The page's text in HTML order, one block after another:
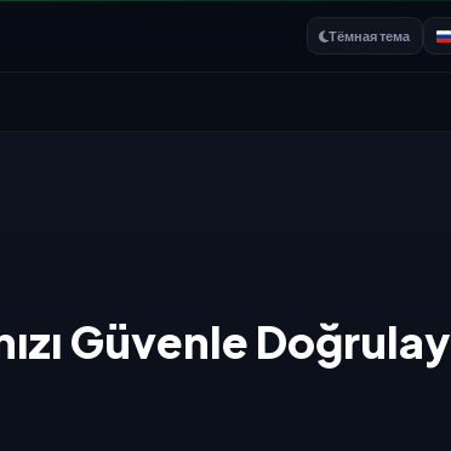
Тёмная тема
Güvenle